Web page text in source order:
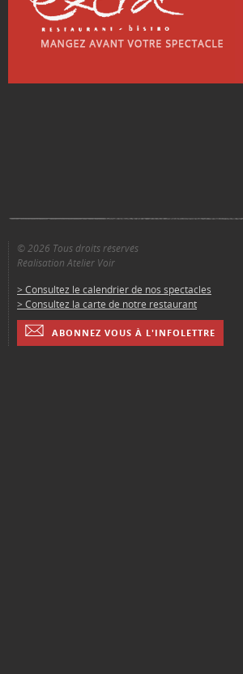
© 2026 Tous droits réservés
Réalisation Atelier Voir
> Consultez le calendrier de nos spectacles
> Consultez la carte de notre restaurant
ABONNEZ VOUS À L'INFOLETTRE